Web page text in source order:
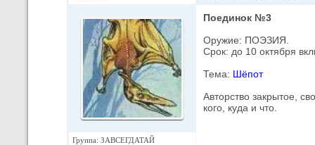
Группа: ЗАВСЕГДАТАЙ
Поединок №3
Оружие: ПОЭЗИЯ.
Срок: до 10 октября
Тема: Шёпот
Авторство закрытое,
кого, куда и что.